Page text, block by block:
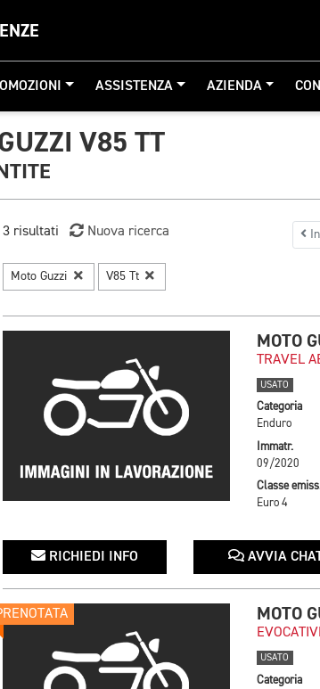
ASSISTENZA AZIENDA
V85 TT
3 risultati Nuova ricerca
Moto Guzzi V85 Tt
MOTO
TRAVEL
USATO
Categoria
Enduro
Immatr.
09/2020
Classe
Euro 4
RICHIEDI INFO AVVIA
MOTO
USATO
Categoria